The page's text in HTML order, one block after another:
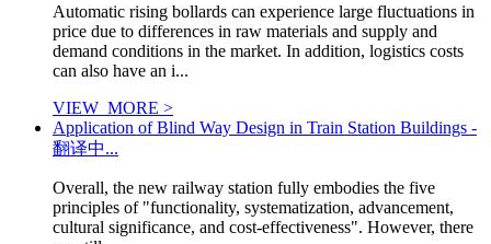
Automatic rising bollards can experience large fluctuations in
price due to differences in raw materials and supply and
demand conditions in the market. In addition, logistics costs
can also have an i...
VIEW_MORE >
Application of Blind Way Design in Train Station Buildings -
翻译中...
Overall, the new railway station fully embodies the five
principles of "functionality, systematization, advancement,
cultural significance, and cost-effectiveness". However, there